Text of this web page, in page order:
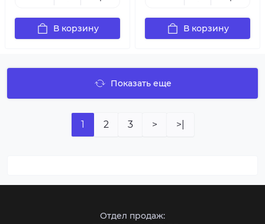
В корзину В корзину
Показать еще
1 2 3 > >|
Отдел продаж: